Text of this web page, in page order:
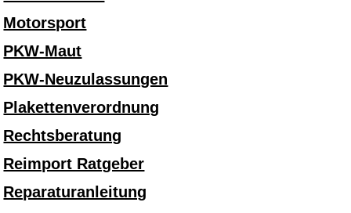
Motorsport
PKW-Maut
PKW-Neuzulassungen
Plakettenverordnung
Rechtsberatung
Reimport Ratgeber
Reparaturanleitung